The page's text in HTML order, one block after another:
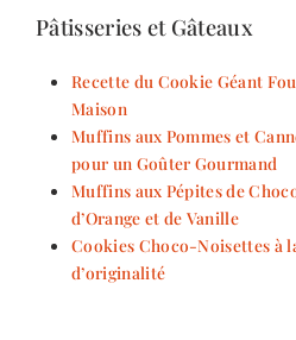
Pâtisseries et Gâteaux
Recette du Cookie Géant
Maison
Muffins aux Pommes et
pour un Goûter Gourmand
Muffins aux Pépites de
d’Orange et de Vanille
Cookies Choco-Noisettes à
d’originalité